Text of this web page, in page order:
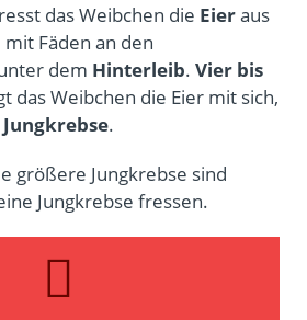
das Weibchen die Eieraus
Fäden an den
dem Hinterleib. Vier bis
das Weibchen die Eier mit sich,
Jungkrebse.
größere Jungkrebse sind
Jungkrebse fressen.